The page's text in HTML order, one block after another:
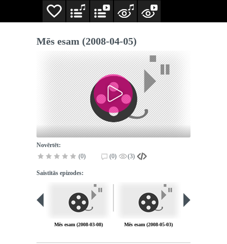
Mēs esam (2008-04-05)
Novērtēt:
(0)
(0) (3)
Saistītās epizodes:
Mēs esam (2008-03-08) Mēs esam (2008-05-03)